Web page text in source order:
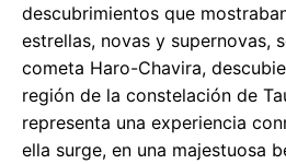
descubrimientos que
estrellas, novas y supernovas,
cometa Haro-Chavira,
región de la constelación de
representa una experiencia
ella surge, en una majestuosa